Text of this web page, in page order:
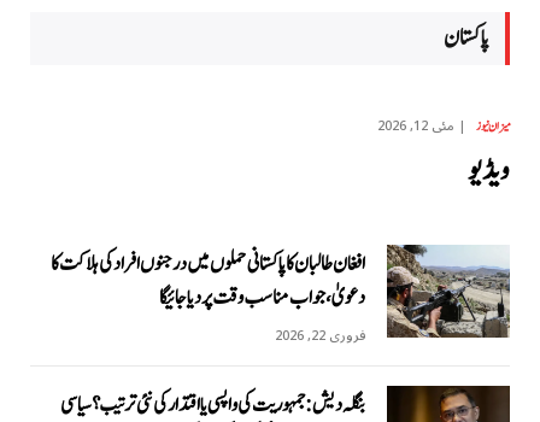
پاکستان
میزان نیوز مئی 12, 2026
ویڈیو
افغان طالبان کا پاکستانی حملوں میں درجنوں افراد کی ہلاکت کا
دعویٰ، جواب مناسب وقت پر دیا جائیگا
فروری 22, 2026
بنگلہ دیش: جمہوریت کی واپسی یا اقتدار کی نئی ترتیب؟ سیاسی